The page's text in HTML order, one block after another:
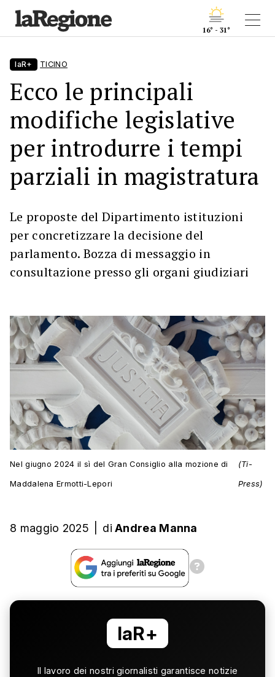
16° - 31°
laR+ TICINO
Ecco le principali
modifiche legislative
per introdurre i tempi
parziali in magistratura
Le proposte del Dipartimento istituzioni
per concretizzare la decisione del
parlamento. Bozza di messaggio in
consultazione presso gli organi giudiziari
Nel giugno 2024 il sì del Gran Consiglio alla mozione di
Maddalena Ermotti-Lepori
(Ti-
Press)
8 maggio 2025 di Andrea Manna
laR+
Il lavoro dei nostri giornalisti garantisce notizie